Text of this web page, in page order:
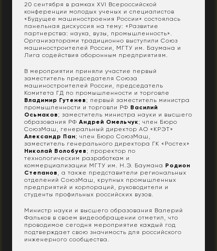
20 сентября в рамках XVI Всероссийской
конференции молодых ученых и специалистов
«Будущее машиностроения России» состоялась
панельная дискуссия на тему: «Развитие
партнерства: наука, вузы, промышленность».
Организаторами традиционно выступили Союз
машиностроителей России, МГТУ им. Баумана и
Лига содействия оборонным предприятиям.
В мероприятии приняли участие первый
заместитель председателя Союза
машиностроителей России, председатель
Комитета ГД по промышленности и торговле
Владимир Гутенев ; первый заместитель министра
промышленности и торговли РФ Василий
Осьмаков ; заместитель министра науки и высшего
образования РФ Андрей Омельчук; член Бюро
СоюзМаш, генеральный директор АО «КРЭТ»
Александр Пан; член Бюро СоюзМаш,
заместитель генерального директора ГК «Ростех»
Николай Волобуев ; проректор по
технологическим разработкам и
коммерциализации МГТУ им. Н.Э. Баумана Родион
Степанов
, а также представители региональных
отделений СоюзМаш, крупных промышленных
предприятий и корпораций, руководители и
студенты профильных российских вузов.
Министр науки и высшего образования Валерий
Фальков в своем видеообращении отметил, что
проводимое сегодня мероприятие каждый год
подтверждает свою значимость для российского
инженерного сообщества.